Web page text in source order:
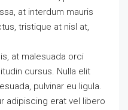
at interdum mauris
tristique at nisl at,
at malesuada orci
cursus. Nulla elit
pulvinar eu ligula.
adipiscing erat vel libero